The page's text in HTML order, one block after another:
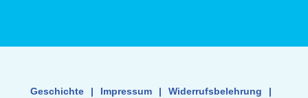
Geschichte | Impressum | Widerrufsbelehrung
|